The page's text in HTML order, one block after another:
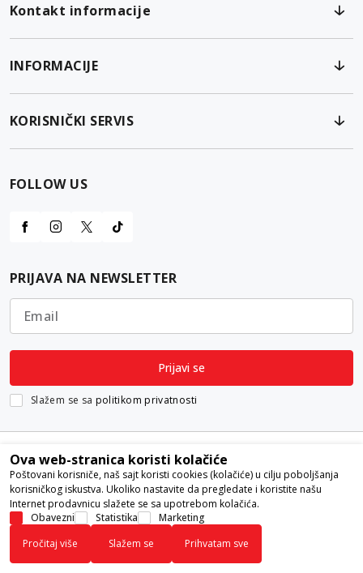
Kontakt informacije
INFORMACIJE
KORISNIČKI SERVIS
FOLLOW US
PRIJAVA NA NEWSLETTER
Email
Prijavi se
Slažem se sa politikom privatnosti
Nastojimo da budemo što precizniji u opisu proizvoda, prikazu slika i
samih cena, ali ne možemo garantovati da su sve informacije kompletne i
bez grešaka. Svi artikli prikazani na sajtu su deo naše ponude i ne
podrazumeva da su dostupni u svakom trenutku.
Ova web-stranica koristi kolačiće
Poštovani korisniče, naš sajt koristi cookies (kolačiće) u cilju poboljšanja
korisničkog iskustva. Ukoliko nastavite da pregledate i koristite našu
Internet prodavnicu slažete se sa upotrebom kolačića.
Obavezni
Statistika
Marketing
Pročitaj više
Slažem se Prihvatam sve